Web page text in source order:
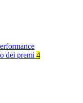
dei premi 4